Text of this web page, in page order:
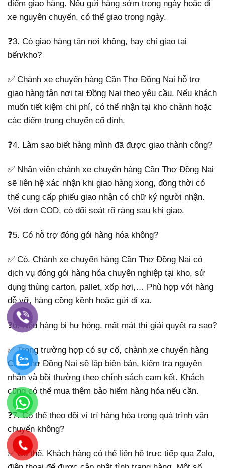
điểm giao hàng. Nếu gửi hàng sớm trong ngày hoặc đi
xe nguyên chuyến, có thể giao trong ngày.
❓3. Có giao hàng tận nơi không, hay chỉ giao tại
bến/kho?
✅ Chành xe chuyển hàng Cần Thơ Đồng Nai hỗ trợ
giao hàng tận nơi tại Đồng Nai theo yêu cầu. Nếu khách
muốn tiết kiệm chi phí, có thể nhận tại kho chành hoặc
các điểm trung chuyển cố định.
❓4. Làm sao biết hàng mình đã được giao thành công?
✅ Nhân viên chành xe chuyển hàng Cần Thơ Đồng Nai
sẽ liên hệ xác nhận khi giao hàng xong, đồng thời có
thể cung cấp phiếu giao nhận có chữ ký người nhận.
Với đơn COD, có đối soát rõ ràng sau khi giao.
❓5. Có hỗ trợ đóng gói hàng hóa không?
✅ Có. Chành xe chuyển hàng Cần Thơ Đồng Nai có
dịch vụ đóng gói hàng hóa chuyên nghiệp tại kho, sử
dụng thùng carton, pallet, xốp hơi,… Phù hợp với hàng
dễ vỡ, hàng cồng kềnh hoặc gửi đi xa.
❓6. Nếu hàng bị hư hỏng, mất mát thì giải quyết ra sao?
✅ Trong trường hợp có sự cố, chành xe chuyển hàng
Cần Thơ Đồng Nai sẽ lập biên bản, kiểm tra nguyên
nhân và bồi thường theo chính sách cam kết. Khách
cũng có thể mua thêm bảo hiểm hàng hóa nếu cần.
❓7. Có thể theo dõi vị trí hàng hóa trong quá trình vận
chuyển không?
✅ Có thể. Khách hàng có thể liên hệ trực tiếp qua Zalo,